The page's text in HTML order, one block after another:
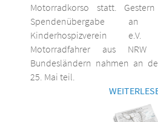
Motorradkorso statt.
Spendenübergabe an
Kinderhospizverein
Motorradfahrer aus NRW
Bundesländern nahmen an
25. Mai teil.